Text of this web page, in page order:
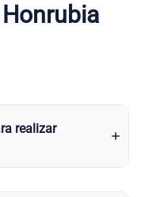
realizar